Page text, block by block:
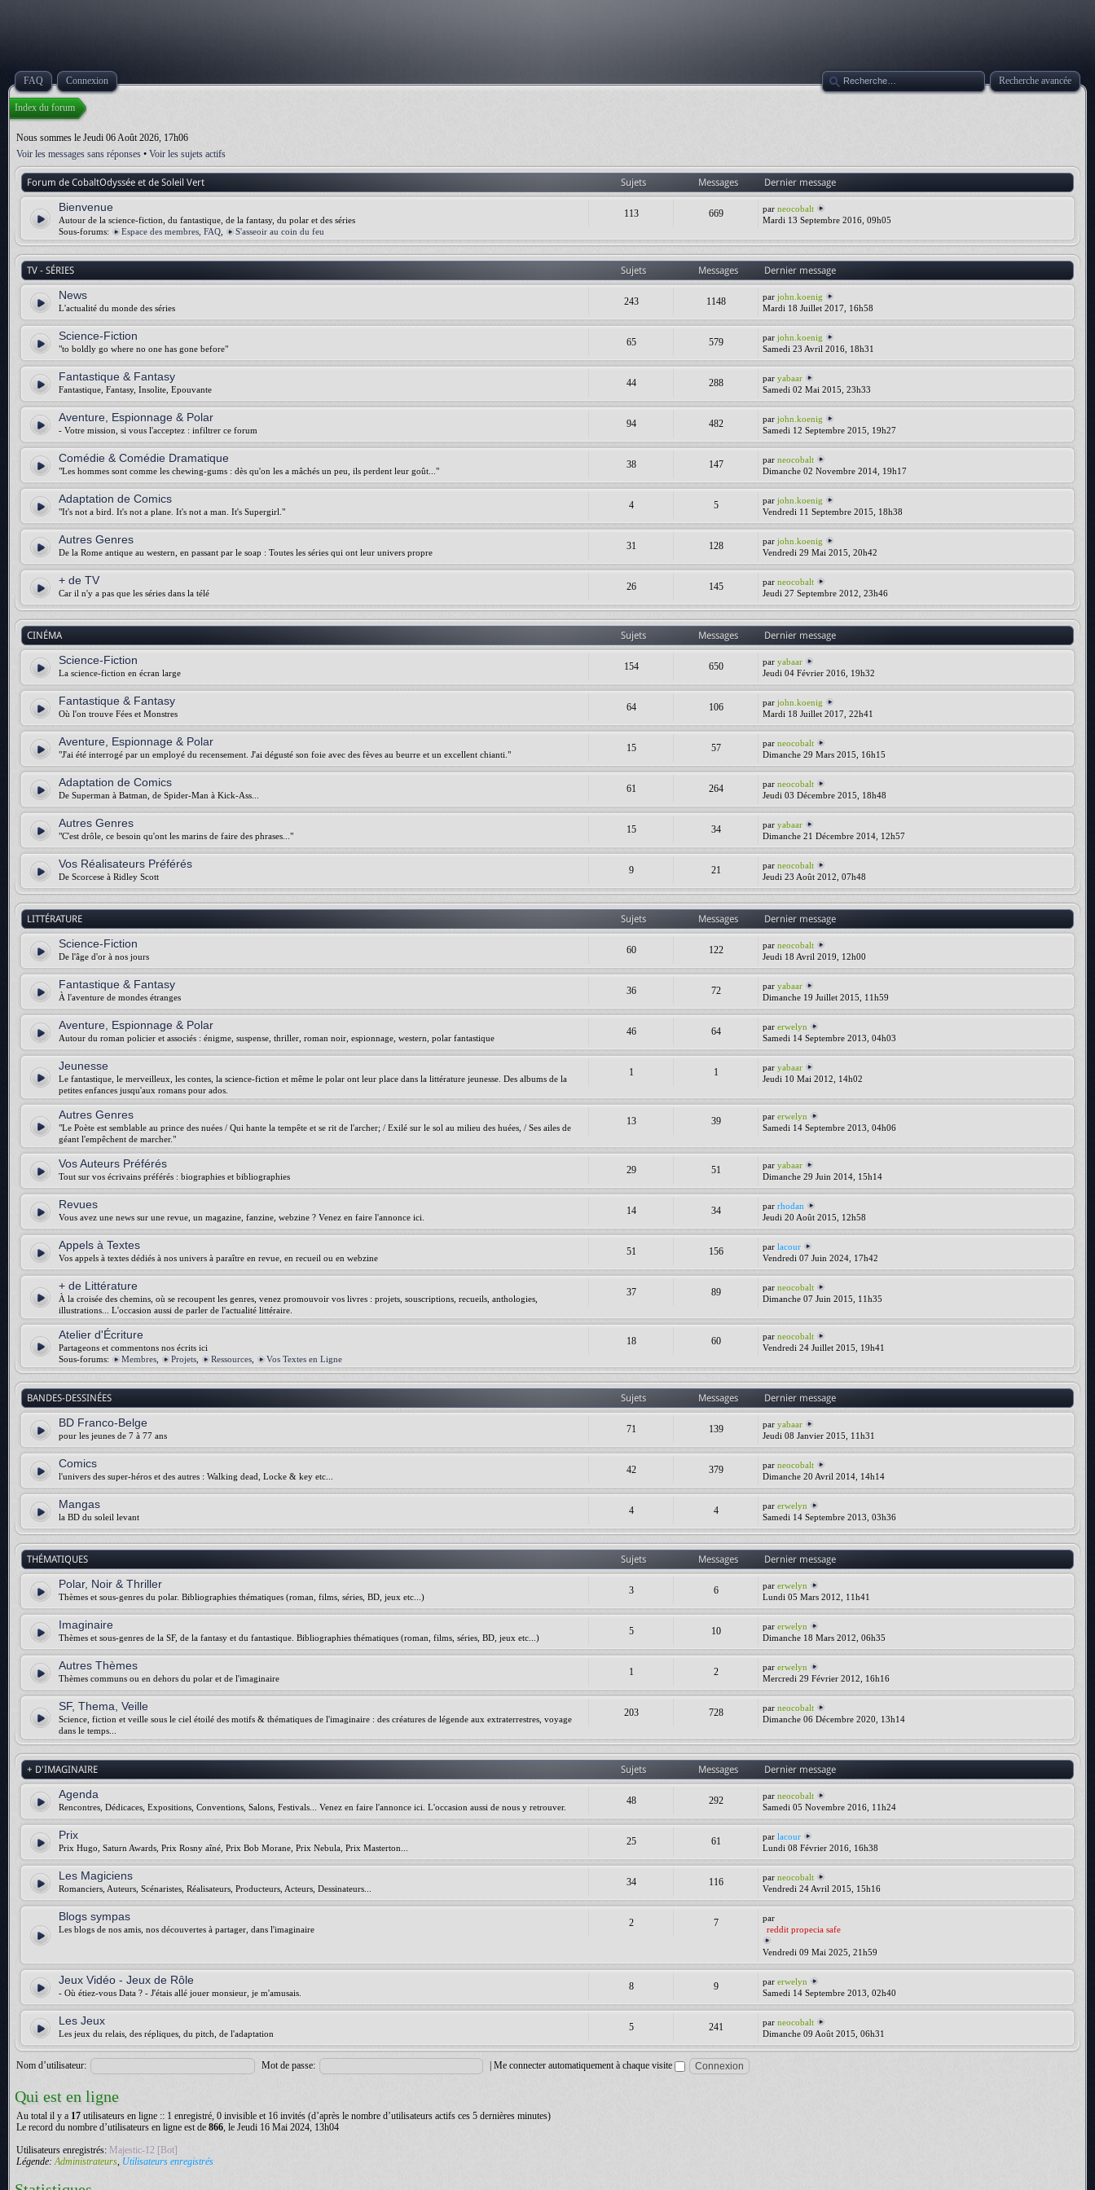
FAQ Connexion Recherche avancée
Index du forum
Nous sommes le Jeudi 06 Août 2026, 17h06
Voir les messages sans réponses • Voir les sujets actifs
Forum de CobaltOdyssée et de Soleil Vert Sujets Messages Dernier message
Bienvenue
Autour de la science-fiction, du fantastique, de la fantasy, du polar et des séries
Sous-forums:
Espace des membres, FAQ S'asseoir au coin du feu
113 669 parneocobalt
Mardi 13 Septembre 2016, 09h05
TV - SÉRIES Sujets Messages Dernier message
News
L'actualité du monde des séries
243 1148 parjohn.koenig
Mardi 18 Juillet 2017, 16h58
Science-Fiction
"to boldly go where no one has gone before"
65 579 parjohn.koenig
Samedi 23 Avril 2016, 18h31
Fantastique & Fantasy
Fantastique, Fantasy, Insolite, Epouvante
44 288 paryabaar
Samedi 02 Mai 2015, 23h33
Aventure, Espionnage & Polar
- Votre mission, si vous l'acceptez : infiltrer ce forum
94 482 parjohn.koenig
Samedi 12 Septembre 2015, 19h27
Comédie & Comédie Dramatique
"Les hommes sont comme les chewing-gums : dès qu'on les a mâchés un peu, ils perdent leur goût..."
38 147 parneocobalt
Dimanche 02 Novembre 2014, 19h17
Adaptation de Comics
"It's not a bird. It's not a plane. It's not a man. It's Supergirl."
4 5 parjohn.koenig
Vendredi 11 Septembre 2015, 18h38
Autres Genres
De la Rome antique au western, en passant par le soap : Toutes les séries qui ont leur univers propre
31 128 parjohn.koenig
Vendredi 29 Mai 2015, 20h42
+ de TV
Car il n'y a pas que les séries dans la télé
26 145 parneocobalt
Jeudi 27 Septembre 2012, 23h46
CINÉMA Sujets Messages Dernier message
Science-Fiction
La science-fiction en écran large
154 650 paryabaar
Jeudi 04 Février 2016, 19h32
Fantastique & Fantasy
Où l'on trouve Fées et Monstres
64 106 parjohn.koenig
Mardi 18 Juillet 2017, 22h41
Aventure, Espionnage & Polar
"J'ai été interrogé par un employé du recensement. J'ai dégusté son foie avec des fèves au beurre et un excellent chianti."
15 57 parneocobalt
Dimanche 29 Mars 2015, 16h15
Adaptation de Comics
De Superman à Batman, de Spider-Man à Kick-Ass...
61 264 parneocobalt
Jeudi 03 Décembre 2015, 18h48
Autres Genres
"C'est drôle, ce besoin qu'ont les marins de faire des phrases..."
15 34 paryabaar
Dimanche 21 Décembre 2014, 12h57
Vos Réalisateurs Préférés
De Scorcese à Ridley Scott
9 21 parneocobalt
Jeudi 23 Août 2012, 07h48
LITTÉRATURE Sujets Messages Dernier message
Science-Fiction
De l'âge d'or à nos jours
60 122 parneocobalt
Jeudi 18 Avril 2019, 12h00
Fantastique & Fantasy
À l'aventure de mondes étranges
36 72 paryabaar
Dimanche 19 Juillet 2015, 11h59
Aventure, Espionnage & Polar
Autour du roman policier et associés : énigme, suspense, thriller, roman noir, espionnage, western, polar fantastique
46 64 parerwelyn
Samedi 14 Septembre 2013, 04h03
Jeunesse
Le fantastique, le merveilleux, les contes, la science-fiction et même le polar ont leur place dans la littérature jeunesse. Des albums de la
petites enfances jusqu'aux romans pour ados.
1 1 paryabaar
Jeudi 10 Mai 2012, 14h02
Autres Genres
"Le Poète est semblable au prince des nuées / Qui hante la tempête et se rit de l'archer; / Exilé sur le sol au milieu des huées, / Ses ailes de
géant l'empêchent de marcher."
13 39 parerwelyn
Samedi 14 Septembre 2013, 04h06
Vos Auteurs Préférés
Tout sur vos écrivains préférés : biographies et bibliographies
29 51 paryabaar
Dimanche 29 Juin 2014, 15h14
Revues
Vous avez une news sur une revue, un magazine, fanzine, webzine ? Venez en faire l'annonce ici.
14 34 parrhodan
Jeudi 20 Août 2015, 12h58
Appels à Textes
Vos appels à textes dédiés à nos univers à paraître en revue, en recueil ou en webzine
51 156 parlacour
Vendredi 07 Juin 2024, 17h42
+ de Littérature
À la croisée des chemins, où se recoupent les genres, venez promouvoir vos livres : projets, souscriptions, recueils, anthologies,
illustrations... L'occasion aussi de parler de l'actualité littéraire.
37 89 parneocobalt
Dimanche 07 Juin 2015, 11h35
Atelier d'Écriture
Partageons et commentons nos écrits ici
Sous-forums:
Membres Projets Ressources Vos Textes en Ligne
18 60 parneocobalt
Vendredi 24 Juillet 2015, 19h41
BANDES-DESSINÉES Sujets Messages Dernier message
BD Franco-Belge
pour les jeunes de 7 à 77 ans
71 139 paryabaar
Jeudi 08 Janvier 2015, 11h31
Comics
l'univers des super-héros et des autres : Walking dead, Locke & key etc...
42 379 parneocobalt
Dimanche 20 Avril 2014, 14h14
Mangas
la BD du soleil levant
4 4 parerwelyn
Samedi 14 Septembre 2013, 03h36
THÉMATIQUES Sujets Messages Dernier message
Polar, Noir & Thriller
Thèmes et sous-genres du polar. Bibliographies thématiques (roman, films, séries, BD, jeux etc...)
3 6 parerwelyn
Lundi 05 Mars 2012, 11h41
Imaginaire
Thèmes et sous-genres de la SF, de la fantasy et du fantastique. Bibliographies thématiques (roman, films, séries, BD, jeux etc...)
5 10 parerwelyn
Dimanche 18 Mars 2012, 06h35
Autres Thèmes
Thèmes communs ou en dehors du polar et de l'imaginaire
1 2 parerwelyn
Mercredi 29 Février 2012, 16h16
SF, Thema, Veille
Science, fiction et veille sous le ciel étoilé des motifs & thématiques de l'imaginaire : des créatures de légende aux extraterrestres, voyage
dans le temps...
203 728 parneocobalt
Dimanche 06 Décembre 2020, 13h14
+ D'IMAGINAIRE Sujets Messages Dernier message
Agenda
Rencontres, Dédicaces, Expositions, Conventions, Salons, Festivals... Venez en faire l'annonce ici. L'occasion aussi de nous y retrouver.
48 292 parneocobalt
Samedi 05 Novembre 2016, 11h24
Prix
Prix Hugo, Saturn Awards, Prix Rosny aîné, Prix Bob Morane, Prix Nebula, Prix Masterton...
25 61 parlacour
Lundi 08 Février 2016, 16h38
Les Magiciens
Romanciers, Auteurs, Scénaristes, Réalisateurs, Producteurs, Acteurs, Dessinateurs...
34 116 parneocobalt
Vendredi 24 Avril 2015, 15h16
Blogs sympas
Les blogs de nos amis, nos découvertes à partager, dans l'imaginaire
2 7
par
reddit propecia safe
Vendredi 09 Mai 2025, 21h59
Jeux Vidéo - Jeux de Rôle
- Où étiez-vous Data ? - J'étais allé jouer monsieur, je m'amusais.
8 9 parerwelyn
Samedi 14 Septembre 2013, 02h40
Les Jeux
Les jeux du relais, des répliques, du pitch, de l'adaptation
5 241 parneocobalt
Dimanche 09 Août 2015, 06h31
Nom d’utilisateur: Mot de passe: |Me connecter automatiquement à chaque visite
Qui est en ligne
Au total il y a 17 utilisateurs en ligne :: 1 enregistré, 0 invisible et 16 invités (d’après le nombre d’utilisateurs actifs ces 5 dernières minutes)
Le record du nombre d’utilisateurs en ligne est de 866, le Jeudi 16 Mai 2024, 13h04
Utilisateurs enregistrés: Majestic-12 [Bot]
Légende:Administrateurs, Utilisateurs enregistrés